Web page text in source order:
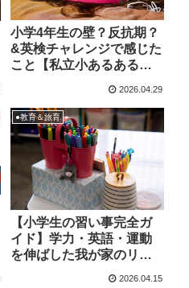
小学4年生の壁？反抗期？
&英検チャレンジで感じた
こと【私立小あるあると
2026.04.29
●教育＆旅育
【小学生の習い事完全ガ
イド】学力・英語・運動
を伸ばした我が家のリア
2026.04.15